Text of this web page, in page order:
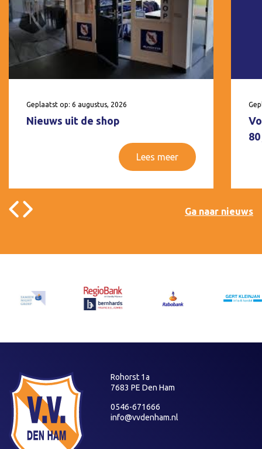
Geplaatst op: 6 augustus, 2026
Nieuws uit de shop
Lees meer
Ga naar nieuws
Rohorst 1a
7683 PE Den Ham
0546-671666
info@vvdenham.nl